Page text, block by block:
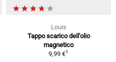
Louis
Tappo scarico dell'olio
magnetico
9,99 €1